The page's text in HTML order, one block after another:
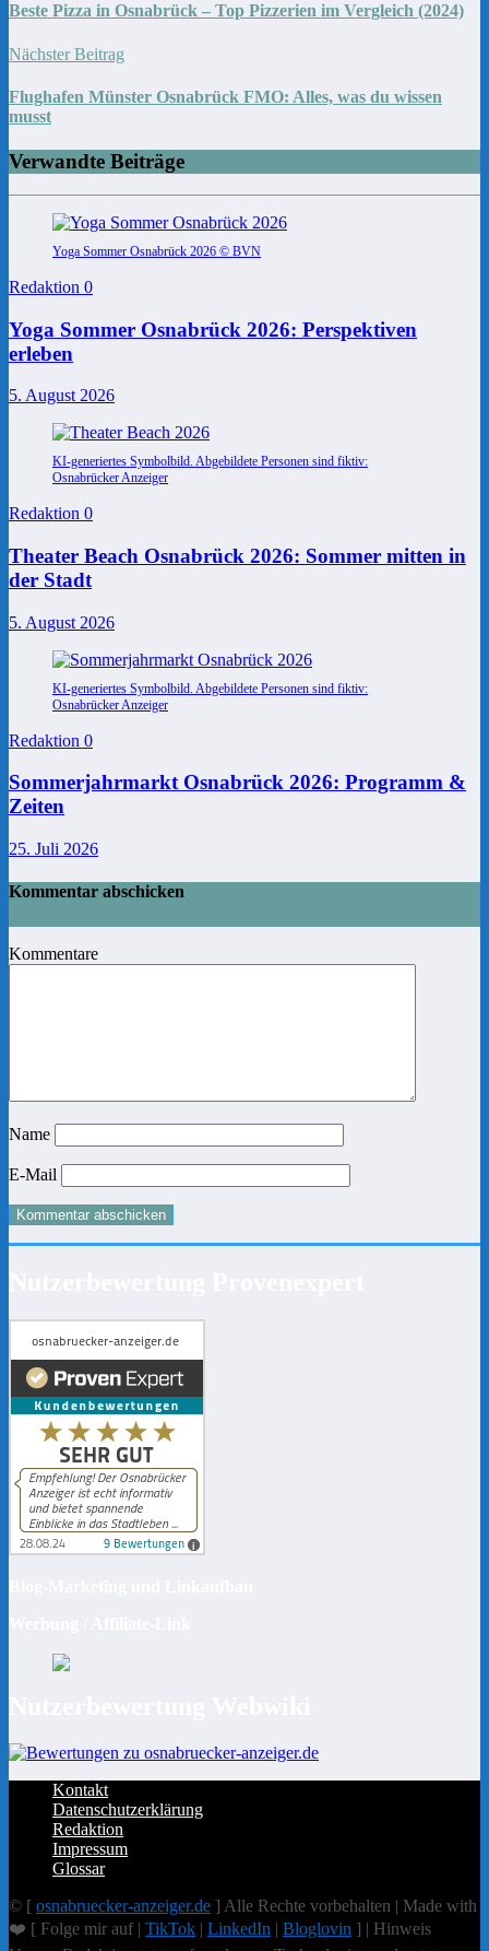
Beste Pizza in Osnabrück – Top Pizzerien im Vergleich (2024)
Nächster Beitrag
Flughafen Münster Osnabrück FMO: Alles, was du wissen
musst
Verwandte Beiträge
Yoga Sommer Osnabrück 2026 © BVN
Redaktion 0
Yoga Sommer Osnabrück 2026: Perspektiven
erleben
5. August 2026
KI-generiertes Symbolbild. Abgebildete Personen sind fiktiv:
Osnabrücker Anzeiger
Redaktion 0
Theater Beach Osnabrück 2026: Sommer mitten in
der Stadt
5. August 2026
KI-generiertes Symbolbild. Abgebildete Personen sind fiktiv:
Osnabrücker Anzeiger
Redaktion 0
Sommerjahrmarkt Osnabrück 2026: Programm &
Zeiten
25. Juli 2026
Kommentar abschicken
Kommentare
Name
E-Mail
Kontakt
Datenschutzerklärung
Redaktion
Impressum
Glossar
© [ osnabruecker-anzeiger.de ] Alle Rechte vorbehalten | Made with
❤️ [ Folge mir auf | TikTok | LinkedIn | Bloglovin ] | Hinweis